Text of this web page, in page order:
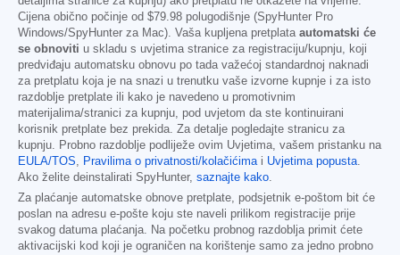
Cijena obično počinje od $79.98 polugodišnje (SpyHunter Pro
Windows/SpyHunter za Mac). Vaša kupljena pretplata automatski će
se obnoviti u skladu s uvjetima stranice za registraciju/kupnju, koji
predviđaju automatsku obnovu po tada važećoj standardnoj naknadi
za pretplatu koja je na snazi u trenutku vaše izvorne kupnje i za isto
razdoblje pretplate ili kako je navedeno u promotivnim
materijalima/stranici za kupnju, pod uvjetom da ste kontinuirani
korisnik pretplate bez prekida. Za detalje pogledajte stranicu za
kupnju. Probno razdoblje podliježe ovim Uvjetima, vašem pristanku na
EULA/TOS, Pravilima o privatnosti/kolačićimai Uvjetima popusta.
Ako želite deinstalirati SpyHunter, saznajte kako.
Za plaćanje automatske obnove pretplate, podsjetnik e-poštom bit će
poslan na adresu e-pošte koju ste naveli prilikom registracije prije
svakog datuma plaćanja. Na početku probnog razdoblja primit ćete
aktivacijski kod koji je ograničen na korištenje samo za jedno probno